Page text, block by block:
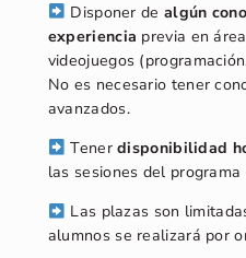
Disponer de algún
experiencia previa en
videojuegos
No es necesario tener
avanzados.
Tenerdisponibilidad
las sesiones del
Las plazas son
alumnos se realizará por